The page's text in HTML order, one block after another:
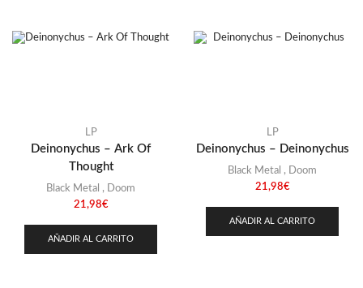
LP
Deinonychus – Ark Of
Thought
Black Metal ,
Doom
21,98€
AÑADIR AL CARRITO
LP
Deinonychus – Deinonychus
Black Metal ,
Doom
21,98€
AÑADIR AL CARRITO